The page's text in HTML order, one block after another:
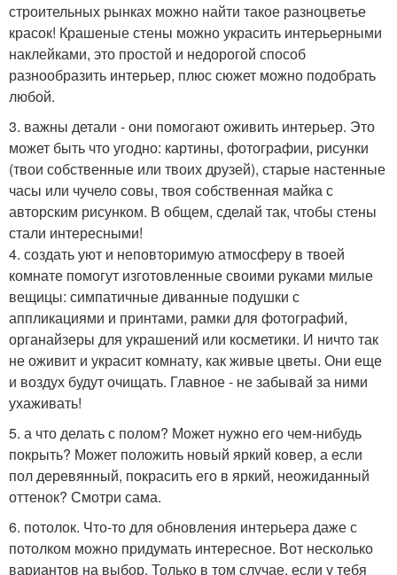
строительных рынках можно найти такое разноцветье
красок! Крашеные стены можно украсить интерьерными
наклейками, это простой и недорогой способ
разнообразить интерьер, плюс сюжет можно подобрать
любой.
3. важны детали - они помогают оживить интерьер. Это
может быть что угодно: картины, фотографии, рисунки
(твои собственные или твоих друзей), старые настенные
часы или чучело совы, твоя собственная майка с
авторским рисунком. В общем, сделай так, чтобы стены
стали интересными!
4. создать уют и неповторимую атмосферу в твоей
комнате помогут изготовленные своими руками милые
вещицы: симпатичные диванные подушки с
аппликациями и принтами, рамки для фотографий,
органайзеры для украшений или косметики. И ничто так
не оживит и украсит комнату, как живые цветы. Они еще
и воздух будут очищать. Главное - не забывай за ними
ухаживать!
5. а что делать с полом? Может нужно его чем-нибудь
покрыть? Может положить новый яркий ковер, а если
пол деревянный, покрасить его в яркий, неожиданный
оттенок? Смотри сама.
6. потолок. Что-то для обновления интерьера даже с
потолком можно придумать интересное. Вот несколько
вариантов на выбор. Только в том случае, если у тебя